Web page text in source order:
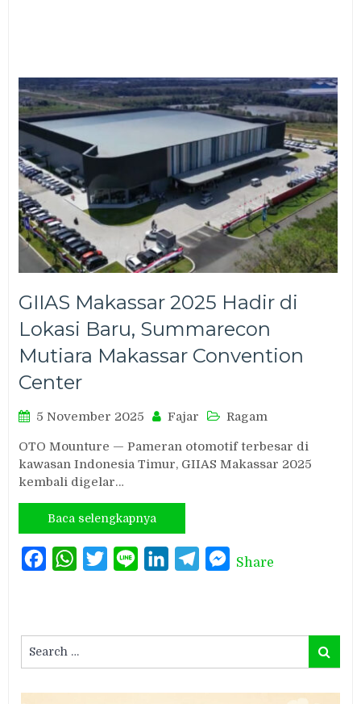
GIIAS Makassar 2025 Hadir di
Lokasi Baru, Summarecon
Mutiara Makassar Convention
Center
5 November 2025 Fajar Ragam
OTO Mounture — Pameran otomotif terbesar di
kawasan Indonesia Timur, GIIAS Makassar 2025
kembali digelar…
Baca selengkapnya
FacebookWhatsAppTwitterLine LinkedInTelegramMessenger
Share
for:
Search